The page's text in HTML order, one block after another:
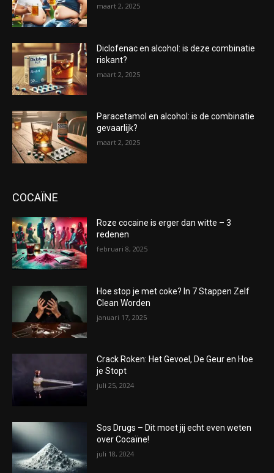
maart 2, 2025
Diclofenac en alcohol: is deze combinatie
riskant?
maart 2, 2025
Paracetamol en alcohol: is de combinatie
gevaarlijk?
maart 2, 2025
COCAÏNE
Roze cocaine is erger dan witte – 3
redenen
februari 8, 2025
Hoe stop je met coke? In 7 Stappen Zelf
Clean Worden
januari 17, 2025
Crack Roken: Het Gevoel, De Geur en Hoe
je Stopt
juli 25, 2024
Sos Drugs – Dit moet jij echt even weten
over Cocaïne!
juli 18, 2024